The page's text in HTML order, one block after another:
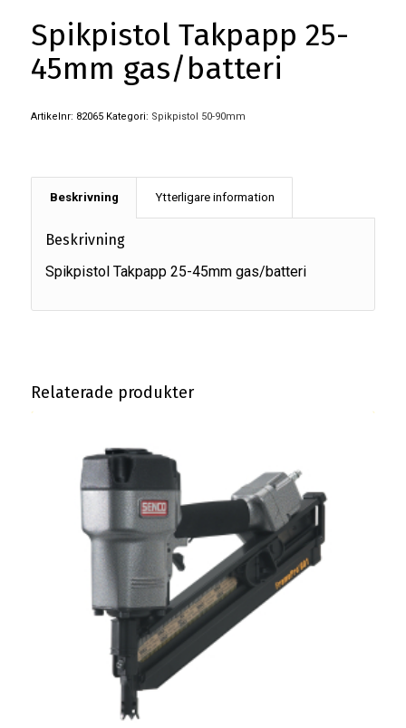
Spikpistol Takpapp 25-
45mm gas/batteri
Artikelnr: 82065 Kategori: Spikpistol 50-90mm
Beskrivning Ytterligare information
Beskrivning
Spikpistol Takpapp 25-45mm gas/batteri
Relaterade produkter